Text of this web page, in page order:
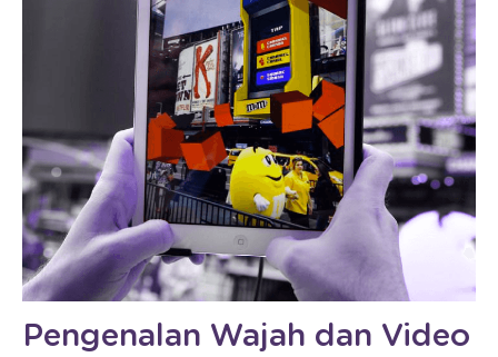
Pengenalan Wajah dan Video